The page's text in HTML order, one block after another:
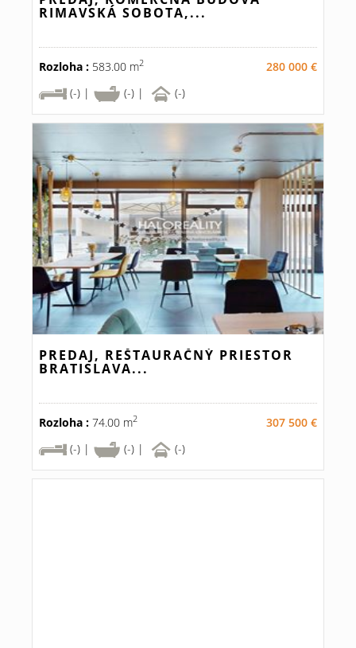
RIMAVSKÁ SOBOTA,...
Rozloha : 583.00 m2
280 000 €
(-) |
(-) | (-)
PREDAJ, REŠTAURAČNÝ PRIESTOR
BRATISLAVA...
Rozloha : 74.00 m2
307 500 €
(-) |
(-) | (-)